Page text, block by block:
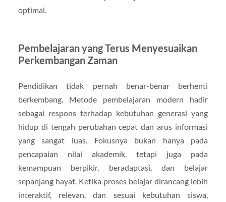
optimal.
Pembelajaran yang Terus Menyesuaikan
Perkembangan Zaman
Pendidikan tidak pernah benar-benar berhenti
berkembang. Metode pembelajaran modern hadir
sebagai respons terhadap kebutuhan generasi yang
hidup di tengah perubahan cepat dan arus informasi
yang sangat luas. Fokusnya bukan hanya pada
pencapaian nilai akademik, tetapi juga pada
kemampuan berpikir, beradaptasi, dan belajar
sepanjang hayat. Ketika proses belajar dirancang lebih
interaktif, relevan, dan sesuai kebutuhan siswa,